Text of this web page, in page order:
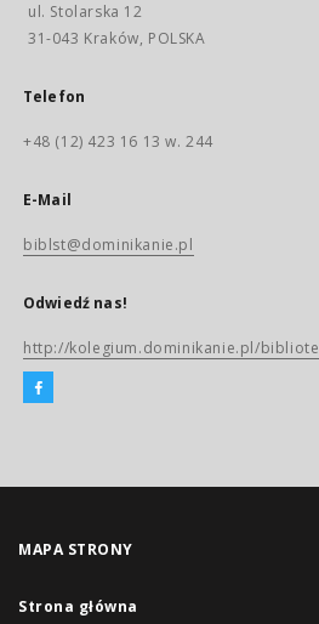
ul. Stolarska 12
31-043 Kraków, POLSKA
Telefon
+48 (12) 423 16 13 w. 244
E-Mail
biblst@dominikanie.pl
Odwiedź nas!
http://kolegium.dominikanie.pl/
MAPA STRONY
Strona główna